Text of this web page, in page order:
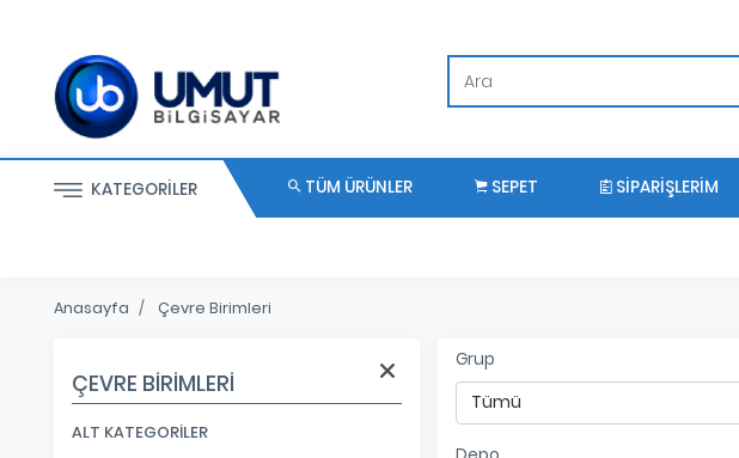
KATEGORILER TÜM ÜRÜNLER SEPET SIPARIŞLERIM
Anasayfa Çevre Birimleri
ÇEVRE BIRIMLERI
ALT KATEGORILER
Grup